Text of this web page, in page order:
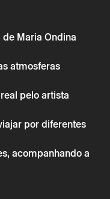
Maria Ondina
atmosferas
pelo artista
por diferentes
acompanhando a